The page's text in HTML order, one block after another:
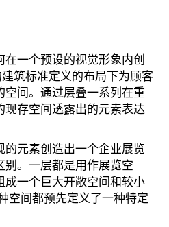
一个预设的视觉形象内创
筑标准定义的布局下为顾客
空间。通过层叠一系列在重
现存空间透露出的元素表达
的元素创造出一个企业展览
别。一层都是用作展览空
成一个巨大开敞空间和较小
空间都预先定义了一种特定